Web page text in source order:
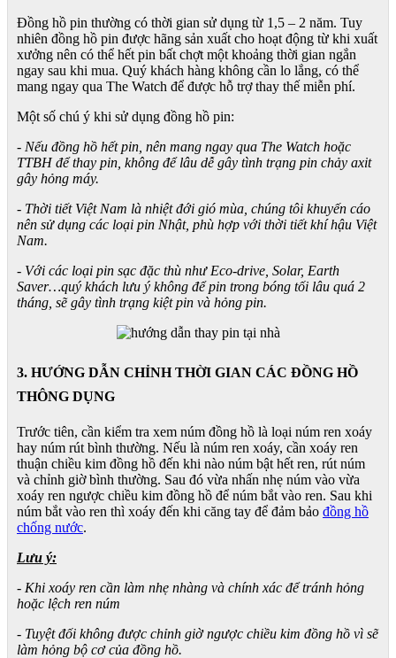
Đồng hồ pin thường có thời gian sử dụng từ 1,5 – 2 năm. Tuy
nhiên đồng hồ pin được hãng sản xuất cho hoạt động từ khi xuất
xưởng nên có thể hết pin bất chợt một khoảng thời gian ngắn
ngay sau khi mua. Quý khách hàng không cần lo lắng, có thể
mang ngay qua The Watch để được hỗ trợ thay thế miễn phí.
Một số chú ý khi sử dụng đồng hồ pin:
- Nếu đồng hồ hết pin, nên mang ngay qua The Watch hoặc
TTBH để thay pin, không để lâu dễ gây tình trạng pin chảy axit
gây hỏng máy.
- Thời tiết Việt Nam là nhiệt đới gió mùa, chúng tôi khuyến cáo
nên sử dụng các loại pin Nhật, phù hợp với thời tiết khí hậu Việt
Nam.
- Với các loại pin sạc đặc thù như Eco-drive, Solar, Earth
Saver…quý khách lưu ý không để pin trong bóng tối lâu quá 2
tháng, sẽ gây tình trạng kiệt pin và hỏng pin.
3. HƯỚNG DẪN CHỈNH THỜI GIAN CÁC ĐỒNG HỒ
THÔNG DỤNG
Trước tiên, cần kiểm tra xem núm đồng hồ là loại núm ren xoáy
hay núm rút bình thường. Nếu là núm ren xoáy, cần xoáy ren
thuận chiều kim đồng hồ đến khi nào núm bật hết ren, rút núm
và chỉnh giờ bình thường. Sau đó vừa nhấn nhẹ núm vào vừa
xoáy ren ngược chiều kim đồng hồ để núm bắt vào ren. Sau khi
núm bắt vào ren thì xoáy đến khi căng tay để đảm bảo đồng hồ
chống nước.
Lưu ý:
- Khi xoáy ren cần làm nhẹ nhàng và chính xác để tránh hỏng
hoặc lệch ren núm
- Tuyệt đối không được chỉnh giờ ngược chiều kim đồng hồ vì sẽ
làm hỏng bộ cơ của đồng hồ.